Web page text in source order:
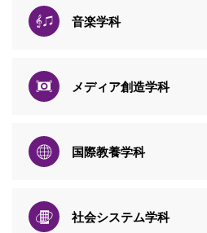
音楽学科
メディア創造学科
国際教養学科
社会システム学科